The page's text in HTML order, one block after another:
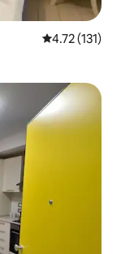
レビュー131
4.72 (131)